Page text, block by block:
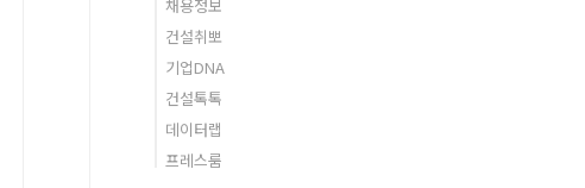
채용정보
건설취뽀
기업DNA
건설톡톡
데이터랩
프레스룸